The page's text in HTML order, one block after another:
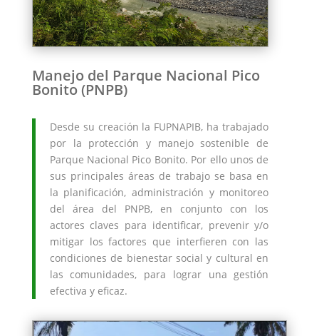
Manejo del Parque Nacional Pico
Bonito (PNPB)
Desde su creación la FUPNAPIB, ha trabajado
por la protección y manejo sostenible de
Parque Nacional Pico Bonito. Por ello unos de
sus principales áreas de trabajo se basa en
la planificación, administración y monitoreo
del área del PNPB, en conjunto con los
actores claves para identificar, prevenir y/o
mitigar los factores que interfieren con las
condiciones de bienestar social y cultural en
las comunidades, para lograr una gestión
efectiva y eficaz.